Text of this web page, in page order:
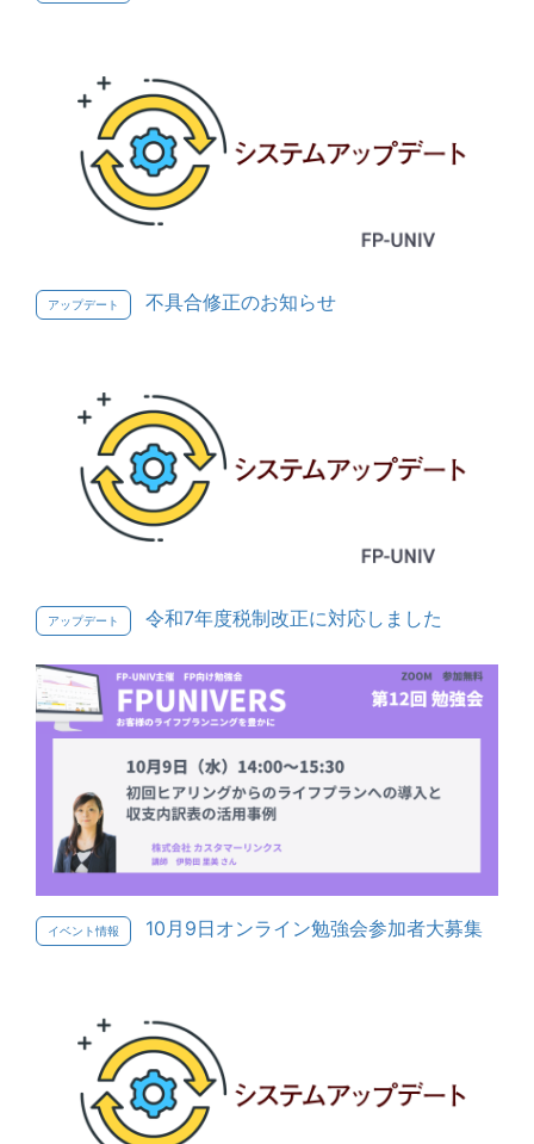
アップデート 不具合修正のお知らせ
アップデート 令和7年度税制改正に対応しました
イベント情報 10月9日オンライン勉強会参加者大募集